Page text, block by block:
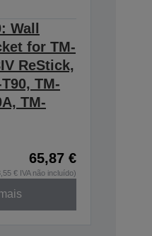
Wall
for TM-
ReStick,
TM-
TM-
65,87 €
€ IVA não incluído)